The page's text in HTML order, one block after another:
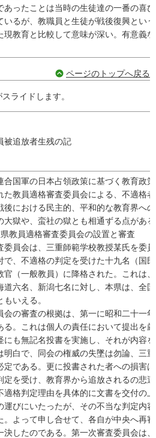
あったことは当時の生徒達の一番の喜
いるが、教職員と生徒が戦後復興とい
現教育と比較して意味が深い。有意義
ページのトップへ戻る
ライドします。
被追放者生残の記
国軍の日本占領政策に基づく教育政
た教員適格審査委員会による、不適格
後における民主的、平和的な教育界へ
大獄や、蛮社の獄とも相通ずる点があ
教員適格審査委員会の設置と審査
員会は、三重師範学校教授某氏を委
で、不適格の判定を受けた十九名（国
官（一般教員）に降格された。これは
道六名、新潟七名に対し、本県は、全
いえる。
の審査の根拠は、第一に昭和二十一
る。これは個人の責任において提出を
にも無記名投書を実施し、それが内容
明白で、同会の権威の失墜は勿論、三
定である。更に投書された者への損害
を受け、教育界から追放されるの悲
適格判定理由を具体的に文書を交付の
運びにいたったが、その不当な判定内
。よって申し合せて、各自が中央へ再
決したのである。第一次審査委員会は